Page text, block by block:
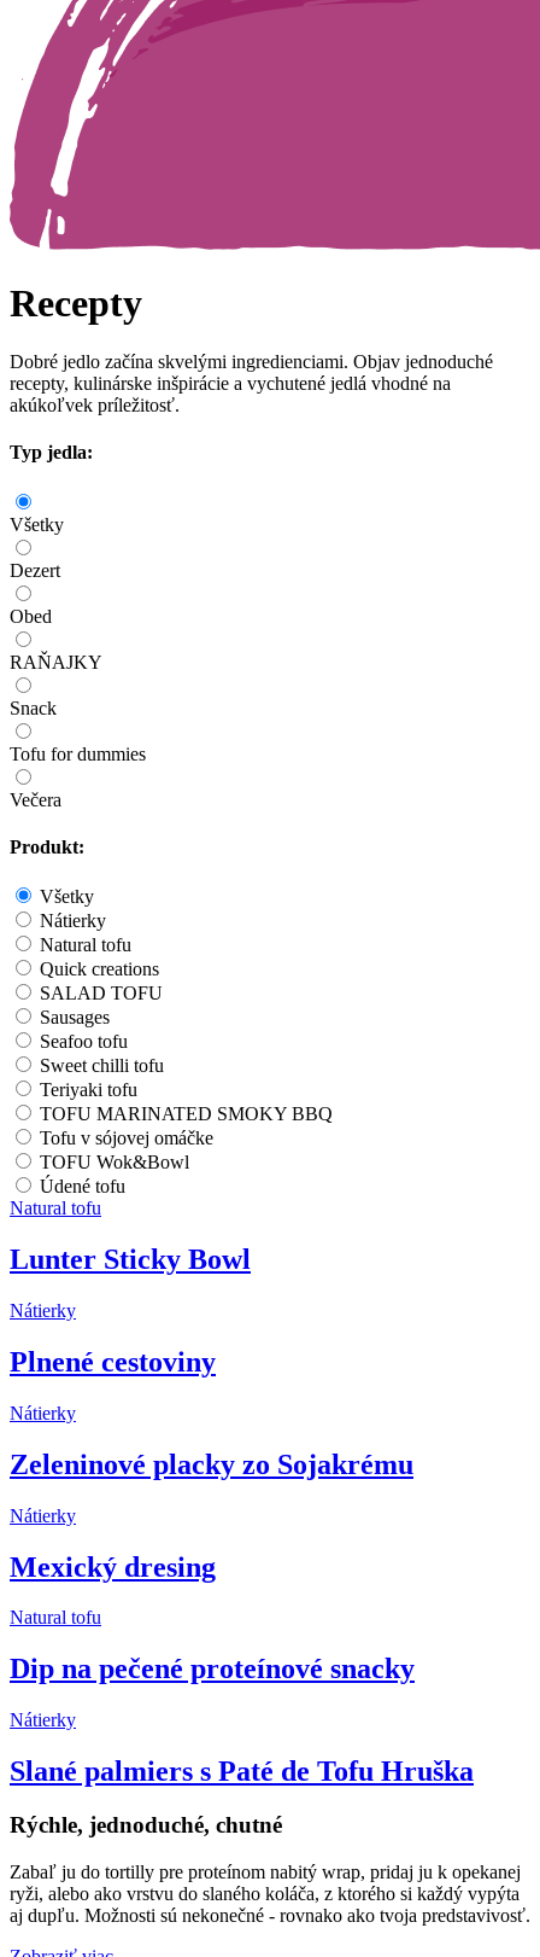
Recepty
Dobré jedlo začína skvelými ingredienciami. Objav jednoduché
recepty, kulinárske inšpirácie a vychutené jedlá vhodné na
akúkoľvek príležitosť.
Typ jedla:
Všetky
Dezert
Obed
RAŇAJKY
Snack
Tofu for dummies
Večera
Produkt:
Všetky
Nátierky
Natural tofu
Quick creations
SALAD TOFU
Sausages
Seafoo tofu
Sweet chilli tofu
Teriyaki tofu
TOFU MARINATED SMOKY BBQ
Tofu v sójovej omáčke
TOFU Wok&Bowl
Údené tofu
Natural tofu
Lunter Sticky Bowl
Nátierky
Plnené cestoviny
Nátierky
Zeleninové placky zo Sojakrému
Nátierky
Mexický dresing
Natural tofu
Dip na pečené proteínové snacky
Nátierky
Slané palmiers s Paté de Tofu Hruška
Rýchle, jednoduché, chutné
Zabaľ ju do tortilly pre proteínom nabitý wrap, pridaj ju k opekanej
ryži, alebo ako vrstvu do slaného koláča, z ktorého si každý vypýta
aj dupľu. Možnosti sú nekonečné - rovnako ako tvoja predstavivosť.